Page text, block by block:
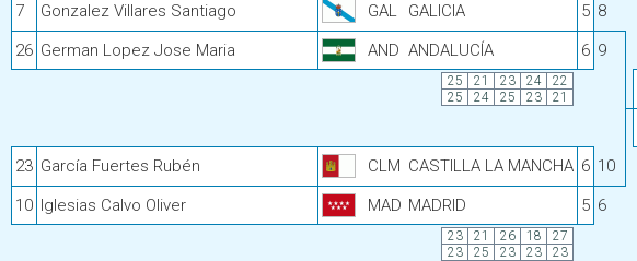
7
Gonzalez Villares Santiago GAL GALICIA 5 8
26 German Lopez Jose Maria AND ANDALUCÍA 6 9
25 21 23 24
22
25
24 25 23 21
23 García Fuertes Rubén CLM CASTILLA LA MANCHA 6 10
10 Iglesias Calvo Oliver MAD MADRID 5 6
23 21 26 18
27
23
25 23 23 23